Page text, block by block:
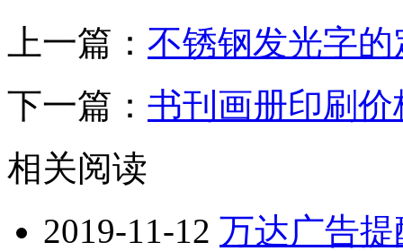
上一篇： 不锈钢发光字
下一篇： 书刊画册印刷
相关阅读
2019-11-12 万达广告